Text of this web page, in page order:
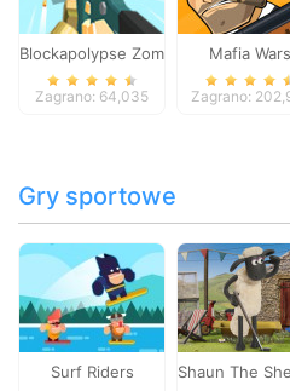
Blockapolypse Zombie Shooter
Zagrano: 64,035
Mafia Wars
Zagrano:
Gry sportowe
Surf Riders Shaun The